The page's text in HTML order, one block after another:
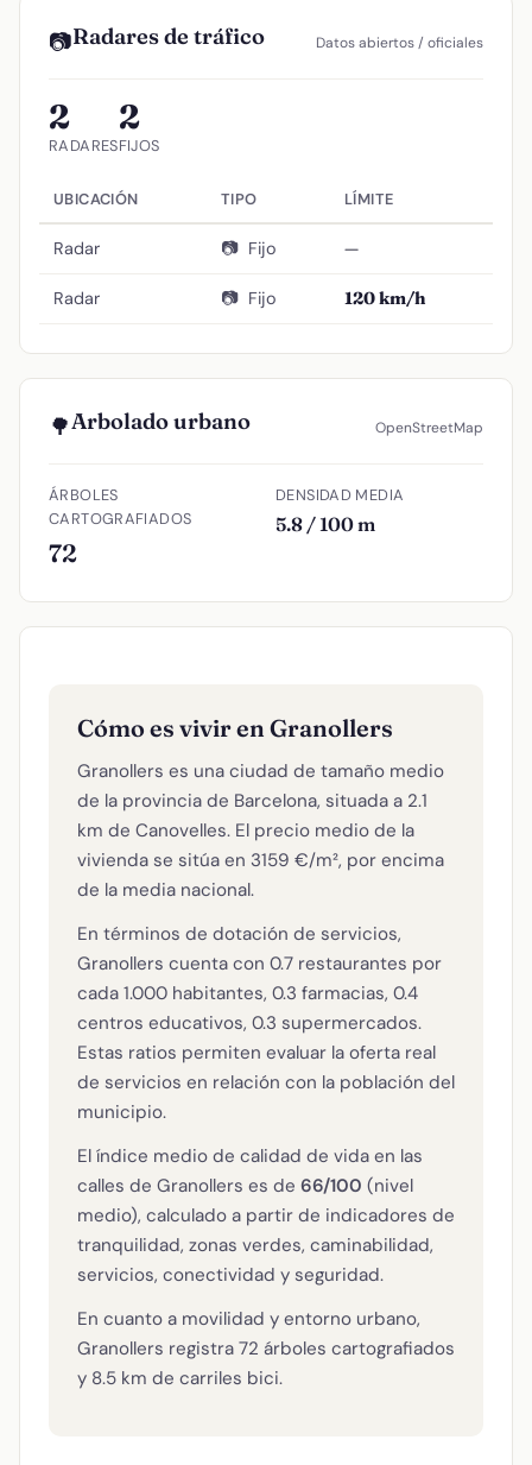
📷Radares de tráfico Datos abiertos / oficiales
2
RADARES
2
FIJOS
UBICACIÓN TIPO LÍMITE
Radar 📷 Fijo —
Radar 📷 Fijo 120 km/h
🌳Arbolado urbano OpenStreetMap
ÁRBOLES
CARTOGRAFIADOS
72
DENSIDAD MEDIA
5.8 / 100 m
Cómo es vivir en Granollers
Granollers es una ciudad de tamaño medio
de la provincia de Barcelona, situada a 2.1
km de Canovelles. El precio medio de la
vivienda se sitúa en 3159 €/m², por encima
de la media nacional.
En términos de dotación de servicios,
Granollers cuenta con 0.7 restaurantes por
cada 1.000 habitantes, 0.3 farmacias, 0.4
centros educativos, 0.3 supermercados.
Estas ratios permiten evaluar la oferta real
de servicios en relación con la población del
municipio.
El índice medio de calidad de vida en las
calles de Granollers es de 66/100 (nivel
medio), calculado a partir de indicadores de
tranquilidad, zonas verdes, caminabilidad,
servicios, conectividad y seguridad.
En cuanto a movilidad y entorno urbano,
Granollers registra 72 árboles cartografiados
y 8.5 km de carriles bici.